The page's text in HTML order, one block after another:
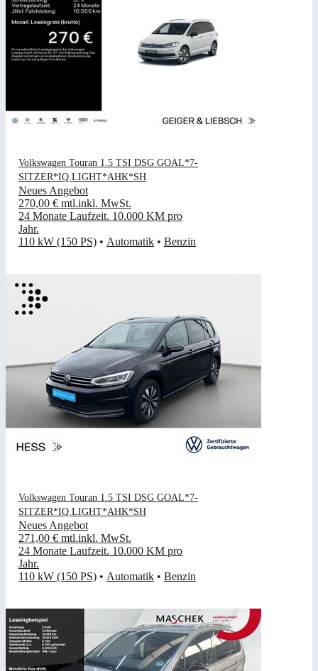
Volkswagen Touran 1.5 TSI DSG GOAL*7-
SITZER*IQ.LIGHT*AHK*SH
Neues Angebot
270,00 € mtl.inkl. MwSt.
24 Monate Laufzeit. 10.000 KM pro
Jahr.
110 kW (150 PS) • Automatik • Benzin
Volkswagen Touran 1.5 TSI DSG GOAL*7-
SITZER*IQ.LIGHT*AHK*SH
Neues Angebot
271,00 € mtl.inkl. MwSt.
24 Monate Laufzeit. 10.000 KM pro
Jahr.
110 kW (150 PS) • Automatik • Benzin